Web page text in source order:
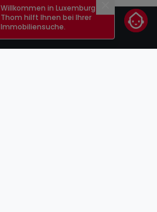
Schließen
Willkommen in Luxemburg!
Thom hilft Ihnen bei Ihrer
Immobiliensuche.